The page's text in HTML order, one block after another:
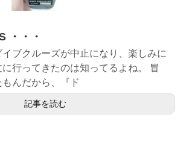
・・・
ブクルーズが中止になり、楽しみに
行ってきたのは知ってるよね。 冒
んだから、『ド
記事を読む